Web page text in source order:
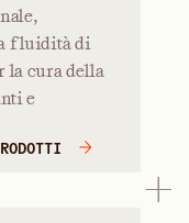
fluidità di
la cura della
e